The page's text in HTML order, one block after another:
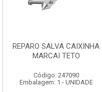
REPARO SALVA CAIXINHA
MARCAI TETO
Código: 247090
Embalagem: 1 - UNIDADE